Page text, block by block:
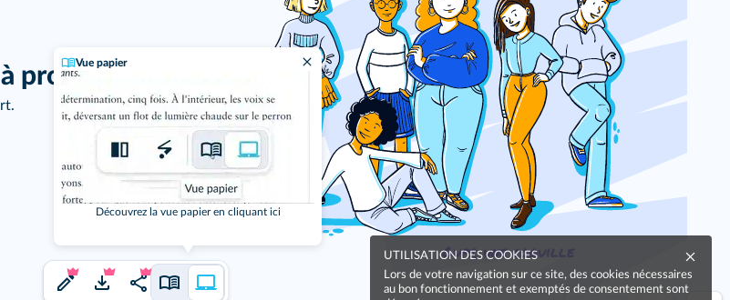
Vue papier
Découvrez la vue papier en cliquant ici
proposer ?
Oups, une coquille
UTILISATION DES COOKIES
Lors de votre navigation sur ce site, des cookies nécessaires
au bon fonctionnement et exemptés de consentement sont